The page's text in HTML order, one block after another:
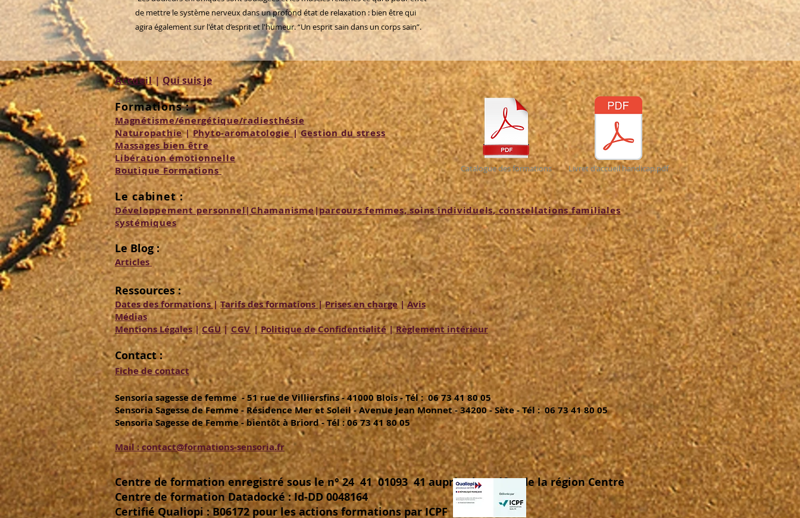
de mettre le système nerveux dans un profond état de relaxation : bien être qui
agira également sur l'état d’esprit et l'humeur. “Un esprit sain dans un corps sain”.
Accueil |Qui suis je
Formations :
Magnétisme/énergétique/radiesthésie
Naturopathie | Phyto-aromatologie| Gestion du stress
Massagesbien être
Libération émotionnelle
Boutique Formations
Le cabinet :
Développement personnel|Chamanisme|parcours femmes, soins individuels, constellations familiales
systémiques
Le Blog :
Articles
Ressources :
Dates des formations|Tarifs des formations |Prises en charge|Avis
Médias
Mentions Légales|CGU| CGV | Politique de Confidentialité|Règlement intérieur
Contact :
Fiche de contact
Sensoria sagesse de femme - 51 rue de Villiersfins - 41000 Blois - Tél : 06 73 41 80 05
Sensoria Sagesse de Femme - Résidence Mer et Soleil - Avenue Jean Monnet - 34200 - Sète - Tél : 06 73 41 8005
Sensoria Sagesse de Femme - bientôt à Briord - Tél : 06 73 41 80 05
Mail : contact@formations-sensoria.fr
Centre de formation enregistré sous le n° 24 41 01093 41 auprès du Préfet de la région Centre
Centre de formation Datadocké : Id-DD 0048164
Certifié Qualiopi : B06172 pour les actions formations par ICPF
Catalogue des formations Livret d'accueil handicap.pdf